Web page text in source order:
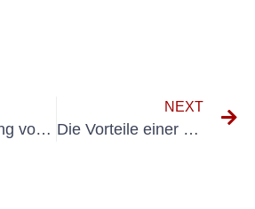
Die Bedeutung von UVV-Inspektionen für Fahrzeugsicherheit und Kostenüberlegungen
NEXT
Die Vorteile einer regelmäßigen Prüfung und Kalibrierung Ihres BGV A3-Messgeräts